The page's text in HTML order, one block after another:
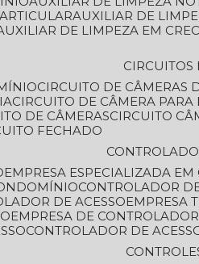
AUXILIAR DE
AUXILIAR DE LIMPEZA EM
CIRCUITO DE CÂMERAS
CIRCUITO DE CÂMERA
DE CÂMERAS CIRCUITO
FECHADO
EMPRESA ESPECIALIZADA
CONTROLADOR
DE ACESSO
EMPRESA DE
CONTROLADOR DE